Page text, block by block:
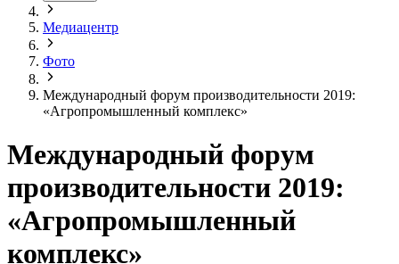
Медиацентр
Фото
Международный форум производительности 2019:
«Агропромышленный комплекс»
Международный форум
производительности 2019:
«Агропромышленный
комплекс»